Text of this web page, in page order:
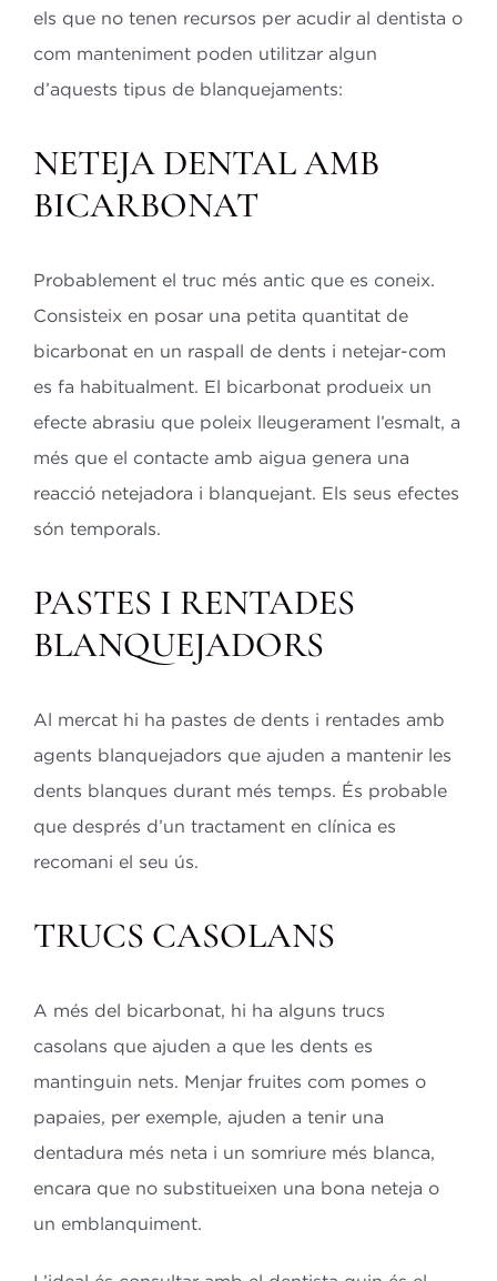
els que no tenen recursos per acudir al dentista o
com manteniment poden utilitzar algun
d’aquests tipus de blanquejaments:
NETEJA DENTAL AMB
BICARBONAT
Probablement el truc més antic que es coneix.
Consisteix en posar una petita quantitat de
bicarbonat en un raspall de dents i netejar-com
es fa habitualment. El bicarbonat produeix un
efecte abrasiu que poleix lleugerament l’esmalt, a
més que el contacte amb aigua genera una
reacció netejadora i blanquejant. Els seus efectes
són temporals.
PASTES I RENTADES
BLANQUEJADORS
Al mercat hi ha pastes de dents i rentades amb
agents blanquejadors que ajuden a mantenir les
dents blanques durant més temps. És probable
que després d’un tractament en clínica es
recomani el seu ús.
TRUCS CASOLANS
A més del bicarbonat, hi ha alguns trucs
casolans que ajuden a que les dents es
mantinguin nets. Menjar fruites com pomes o
papaies, per exemple, ajuden a tenir una
dentadura més neta i un somriure més blanca,
encara que no substitueixen una bona neteja o
un emblanquiment.